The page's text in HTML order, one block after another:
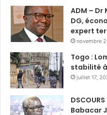
ADM – Dr
DG,
expert
novembre
Togo :
stabilité
juillet 17,
DSCOURS
Babacar